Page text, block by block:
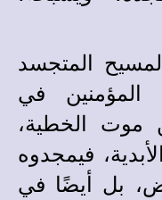
المتجسد
المؤمنين في
موت الخطية،
فيمجدوه
بل أيضًا في